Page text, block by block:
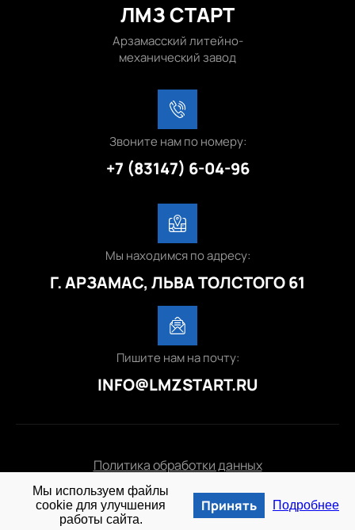
ЛМЗ СТАРТ
Арзамасский литейно-
механический завод
+7 (83147) 6-04-96
Звоните нам по номеру:
Г. АРЗАМАС, ЛЬВА ТОЛСТОГО 61
Мы находимся по адресу:
INFO@LMZSTART.RU
Пишите нам на почту:
Политика обработки данных
© 2025 lmzstart.ru
Мы используем файлы
cookie для улучшения
работы сайта.
Принять Подробнее